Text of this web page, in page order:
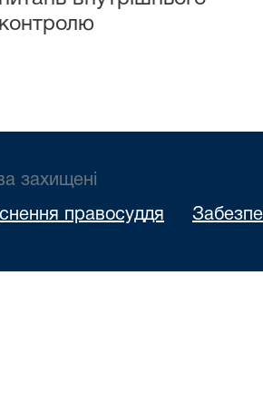
контролю
захищені
правосуддя